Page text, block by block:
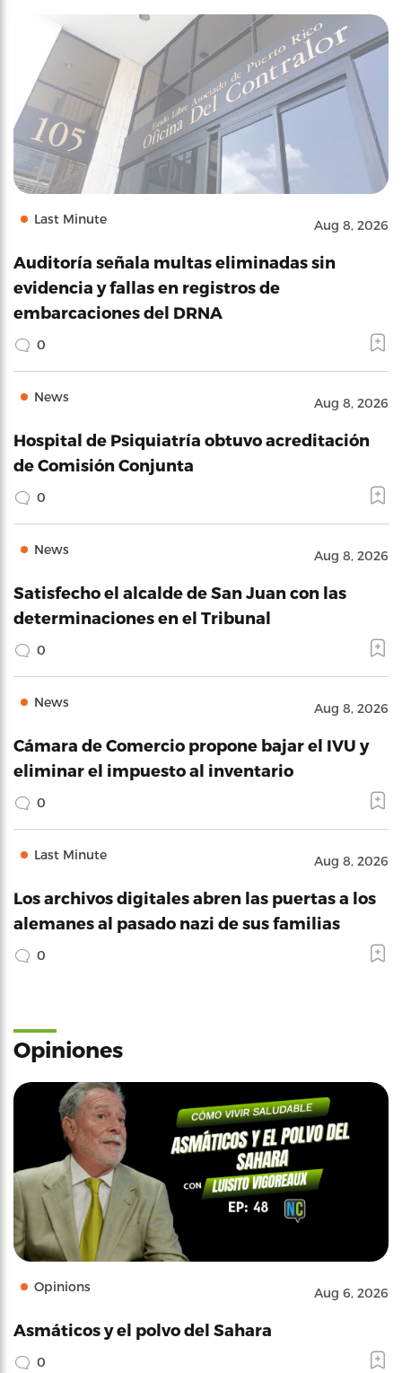
Last Minute Aug 8, 2026
Auditoría señala multas eliminadas sin
evidencia y fallas en registros de
embarcaciones del DRNA
0
News Aug 8, 2026
Hospital de Psiquiatría obtuvo acreditación
de Comisión Conjunta
0
News Aug 8, 2026
Satisfecho el alcalde de San Juan con las
determinaciones en el Tribunal
0
News Aug 8, 2026
Cámara de Comercio propone bajar el IVU y
eliminar el impuesto al inventario
0
Last Minute Aug 8, 2026
Los archivos digitales abren las puertas a los
alemanes al pasado nazi de sus familias
0
Opiniones
Opinions Aug 6, 2026
Asmáticos y el polvo del Sahara
0